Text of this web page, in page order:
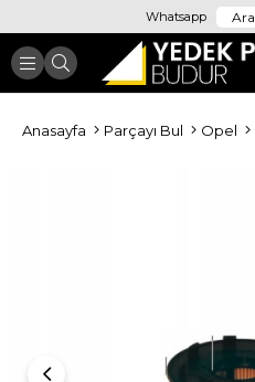
Whatsapp
Anasayfa Parçayı Bul Opel